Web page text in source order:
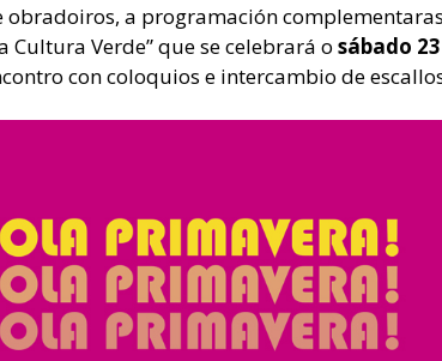
a programación
Cultura Verde” que se celebrará o sábado
con coloquios e intercambio de